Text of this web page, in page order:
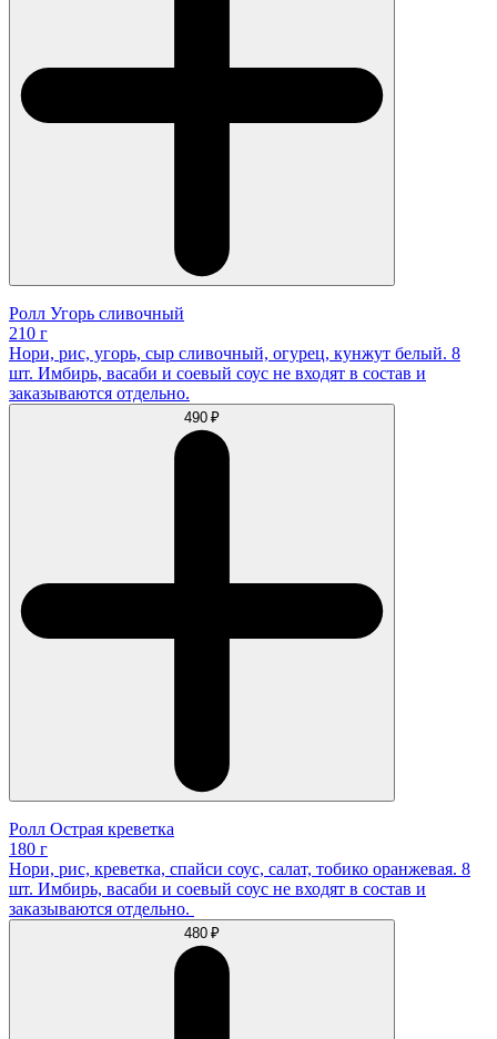
Ролл Угорь сливочный
210 г
Нори, рис, угорь, сыр сливочный, огурец, кунжут белый. 8
шт. Имбирь, васаби и соевый соус не входят в состав и
заказываются отдельно.
490 ₽
Ролл Острая креветка
180 г
Нори, рис, креветка, спайси соус, салат, тобико оранжевая. 8
шт. Имбирь, васаби и соевый соус не входят в состав и
заказываются отдельно.
480 ₽